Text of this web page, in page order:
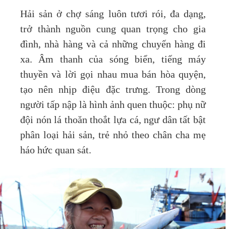
Hải sản ở chợ sáng luôn tươi rói, đa dạng,
trở thành nguồn cung quan trọng cho gia
đình, nhà hàng và cả những chuyến hàng đi
xa. Âm thanh của sóng biển, tiếng máy
thuyền và lời gọi nhau mua bán hòa quyện,
tạo nên nhịp điệu đặc trưng. Trong dòng
người tấp nập là hình ảnh quen thuộc: phụ nữ
đội nón lá thoăn thoắt lựa cá, ngư dân tất bật
phân loại hải sản, trẻ nhỏ theo chân cha mẹ
háo hức quan sát.